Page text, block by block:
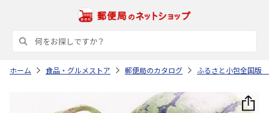
ホーム 食品・グルメストア 郵便局のカタログ ふるさと小包全国版